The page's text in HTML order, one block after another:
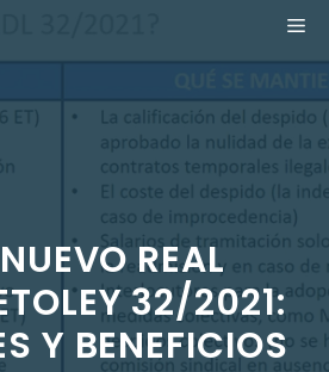
REAL
32/2021:
Y BENEFICIOS